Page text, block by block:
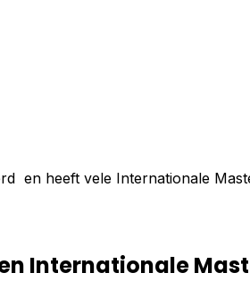
en heeft vele Internationale
Internationale